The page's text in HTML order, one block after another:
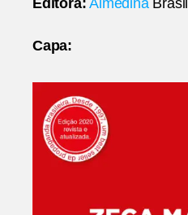
Capa: